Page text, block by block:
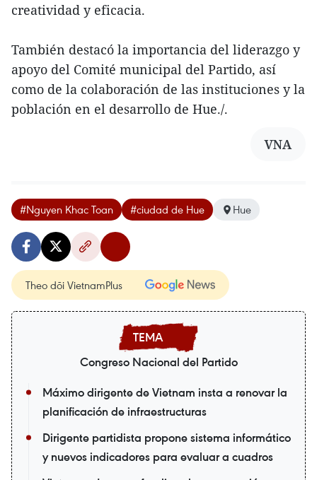
creatividad y eficacia.
También destacó la importancia del liderazgo y
apoyo del Comité municipal del Partido, así
como de la colaboración de las instituciones y la
población en el desarrollo de Hue./.
VNA
#Nguyen Khac Toan #ciudad de Hue Hue
Theo dõi VietnamPlus
Congreso Nacional del Partido
Máximo dirigente de Vietnam insta a renovar la
planificación de infraestructuras
Dirigente partidista propone sistema informático
y nuevos indicadores para evaluar a cuadros